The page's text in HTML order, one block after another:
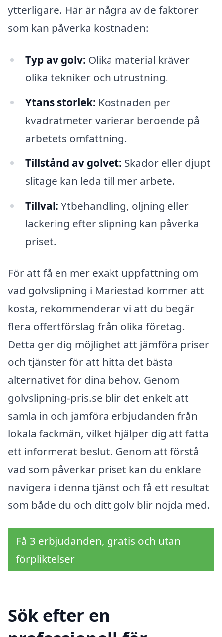
ytterligare. Här är några av de faktorer
som kan påverka kostnaden:
Typ av golv: Olika material kräver
olika tekniker och utrustning.
Ytans storlek: Kostnaden per
kvadratmeter varierar beroende på
arbetets omfattning.
Tillstånd av golvet: Skador eller djupt
slitage kan leda till mer arbete.
Tillval: Ytbehandling, oljning eller
lackering efter slipning kan påverka
priset.
För att få en mer exakt uppfattning om
vad golvslipning i Mariestad kommer att
kosta, rekommenderar vi att du begär
flera offertförslag från olika företag.
Detta ger dig möjlighet att jämföra priser
och tjänster för att hitta det bästa
alternativet för dina behov. Genom
golvslipning-pris.se blir det enkelt att
samla in och jämföra erbjudanden från
lokala fackmän, vilket hjälper dig att fatta
ett informerat beslut. Genom att förstå
vad som påverkar priset kan du enklare
navigera i denna tjänst och få ett resultat
som både du och ditt golv blir nöjda med.
Få 3 erbjudanden, gratis och utan
förpliktelser
Sök efter en